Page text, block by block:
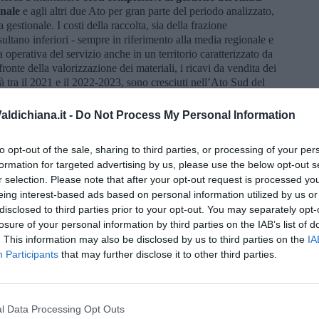
- Do Not Process My Personal Information
opt-out of the sale, sharing to third parties, or processing of your
for targeted advertising by us, please use the below opt-out
selection. Please note that after your opt-out request is processed
interest-based ads based on personal information utilized by us
to third parties prior to your opt-out. You may separately
of your personal information by third parties on the IAB’s list of
This information may also be disclosed by us to third parties on the
Participants that may further disclose it to other third parties.
Data Processing Opt Outs
e agli altri due Ato per gran parte del periodo analizzato,
I costi della raccolta, sia della frazione
inferiori - sempre in riferimento alla media regionale e
del servizio anche in un territorio caratterizzato da
della valorizzazione dei materiali, i ricavi da vendita dei
il 2021 e il 2022-2023, sono cresciuti nell’Ato Sud del
leggermente inferiori alla media regionale".
inoltre, come l’Ato Toscana Sud rappresenti oggi
dal punto di vista impiantistico
del rifiuto residuo. Dal punto di vista industriale il sistema
equilibrio sullo smaltimento finale tra termovalorizzazione e
che vedono un utilizzo sempre più residuale della
del ciclo dei rifiuti".
all'aumento della raccolta differenziata, lo studio evidenzia
dei target europei di riciclo e un miglioramento delle
in modo differenziato.
e dei servizi ambientali dell’Ato nel periodo
capacità del territorio di attivare risorse finanziarie
di Sei Toscana, in particolare, l’ambito si è aggiudicato
euro, destinati a
30 progetti finalizzati al miglioramento